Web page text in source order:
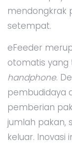
mendongkrak
setempat.
eFeeder
otomatis yang
handphone.
pembudidaya
pemberian
jumlah pakan,
keluar.